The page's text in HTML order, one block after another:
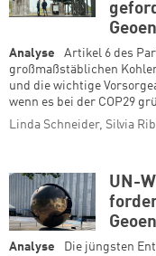
Analyse
Artikel 6 des
großmaßstäblichen
und die wichtige
wenn es bei der COP29
Linda Schneider, Silvia
UN-
Analyse
Die jüngsten